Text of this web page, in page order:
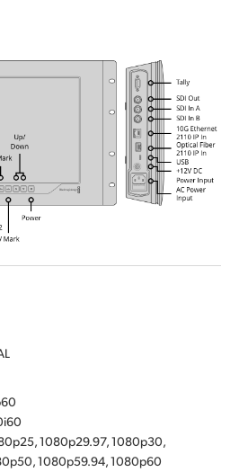
1080p29.97, 1080p30,
1080p59.94, 1080p60